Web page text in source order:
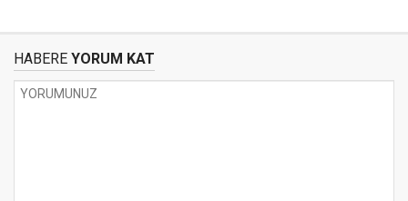
HABERE YORUM KAT